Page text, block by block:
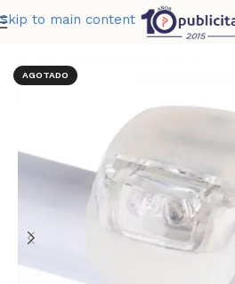
Skip to main content
LUZ FROOME
AGOTADO